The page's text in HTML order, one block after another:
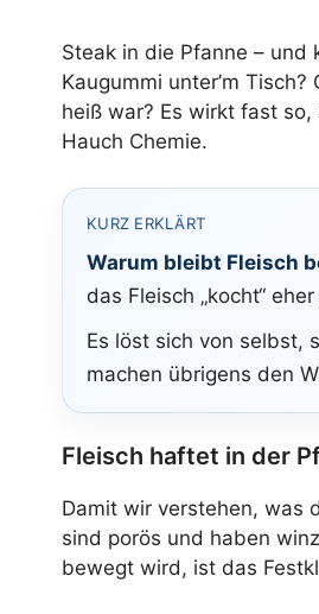
Steak in die Pfanne –
Kaugummi unter’m
heiß war? Es wirkt fast
Hauch Chemie.
KURZ ERKLÄRT
Warum bleibt Fleisch
das Fleisch „kocht“
Es löst sich von selbst,
machen übrigens den
Fleisch haftet in der
Damit wir verstehen, was
sind porös und haben
bewegt wird, ist das